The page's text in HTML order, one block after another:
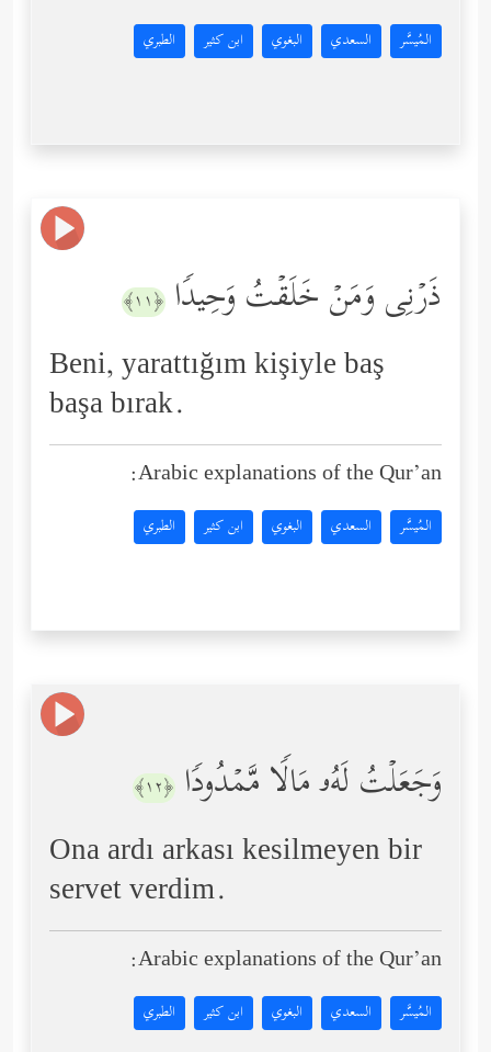
المُيسَّر السعدي البغوي ابن كثير الطبري
ذَرۡنِی وَمَنۡ خَلَقۡتُ وَحِیدࣰا ﴿١١﴾
Beni, yarattığım kişiyle baş
başa bırak.
Arabic explanations of the Qur’an:
المُيسَّر السعدي البغوي ابن كثير الطبري
وَجَعَلۡتُ لَهُۥ مَالࣰا مَّمۡدُودࣰا ﴿١٢﴾
Ona ardı arkası kesilmeyen bir
servet verdim.
Arabic explanations of the Qur’an:
المُيسَّر السعدي البغوي ابن كثير الطبري